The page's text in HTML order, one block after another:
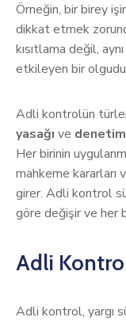
Örneğin, bir birey
dikkat etmek
kısıtlama değil,
etkileyen bir
Adli kontrolün
yasağı ve
Her birinin
mahkeme kararları
girer. Adli kontrol
göre değişir ve her
Adli
Adli kontrol, yargı